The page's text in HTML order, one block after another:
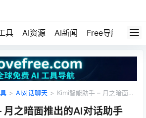
具 AI资源 AI新闻 Free导航 资
> AI对话聊天 > Kimi智能助手 – 月之暗面推
月之暗面推出的AI对话助手